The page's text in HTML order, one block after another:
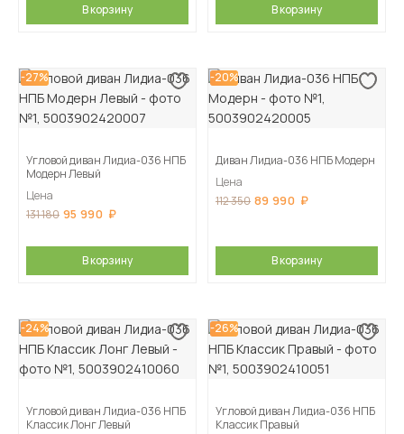
В корзину В корзину
-27%
Угловой диван Лидиа-036 НПБ
Модерн Левый
Цена
131 180 95 990
В корзину
-20%
Диван Лидиа-036 НПБ Модерн
Цена
112 350 89 990
В корзину
-24%
Угловой диван Лидиа-036 НПБ
Классик Лонг Левый
-26%
Угловой диван Лидиа-036 НПБ
Классик Правый